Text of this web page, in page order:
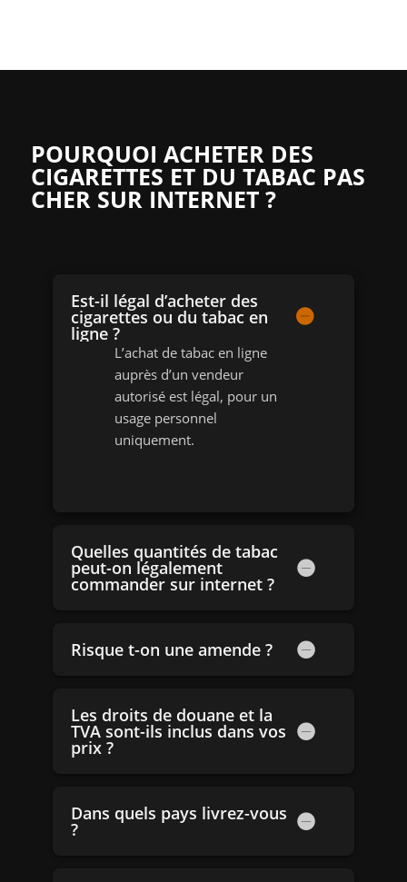
POURQUOI ACHETER DES
CIGARETTES ET DU TABAC PAS
CHER SUR INTERNET ?
Est-il légal d’acheter des
cigarettes ou du tabac en
ligne ?
L’achat de tabac en ligne
auprès d’un vendeur
autorisé est légal, pour un
usage personnel
uniquement.
Quelles quantités de tabac
peut-on légalement
commander sur internet ?
Risque t-on une amende ?
Les droits de douane et la
TVA sont-ils inclus dans vos
prix ?
Dans quels pays livrez-vous
?